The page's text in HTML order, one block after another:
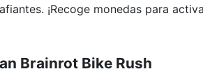
¡Recoge monedas para
Brainrot Bike Rush